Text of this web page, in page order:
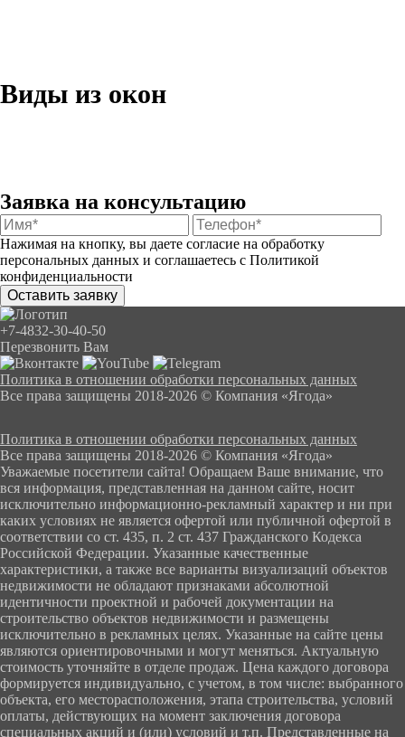
Виды из окон
Заявка на консультацию
Нажимая на кнопку, вы даете согласие на обработку
персональных данных и соглашаетесь с Политикой
конфиденциальности
Оставить заявку
+7-4832-30-40-50
Перезвонить Вам
Политика в отношении обработки персональных данных
Все права защищены 2018-2026 © Компания «Ягода»
Политика в отношении обработки персональных данных
Все права защищены 2018-2026 © Компания «Ягода»
Уважаемые посетители сайта! Обращаем Ваше внимание, что
вся информация, представленная на данном сайте, носит
исключительно информационно-рекламный характер и ни при
каких условиях не является офертой или публичной офертой в
соответствии со ст. 435, п. 2 ст. 437 Гражданского Кодекса
Российской Федерации. Указанные качественные
характеристики, а также все варианты визуализаций объектов
недвижимости не обладают признаками абсолютной
идентичности проектной и рабочей документации на
строительство объектов недвижимости и размещены
исключительно в рекламных целях. Указанные на сайте цены
являются ориентировочными и могут меняться. Актуальную
стоимость уточняйте в отделе продаж. Цена каждого договора
формируется индивидуально, с учетом, в том числе: выбранного
объекта, его месторасположения, этапа строительства, условий
оплаты, действующих на момент заключения договора
специальных акций и (или) условий и т.п. Представленные на